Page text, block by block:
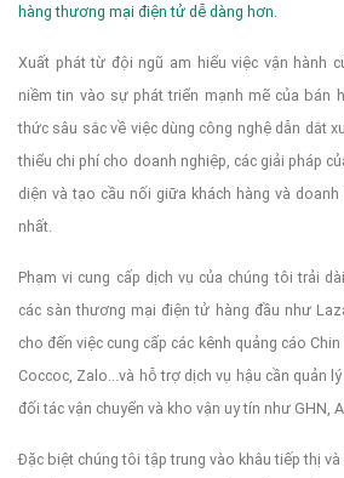
hàng thương mại điện tử dễ dàng hơn.
Xuất phát từ đội ngũ am hiểu việc vận hành
niềm tin vào sự phát triển mạnh mẽ của bán
thức sâu sắc về việc dùng công nghệ dẫn dắt
thiểu chi phí cho doanh nghiệp, các giải pháp
diện và tạo cầu nối giữa khách hàng và
nhất.
Phạm vi cung cấp dịch vụ của chúng tôi trải
các sàn thương mại điện tử hàng đầu như
cho đến việc cung cấp các kênh quảng cáo
Coccoc, Zalo...và hỗ trợ dịch vụ hậu cần quản
đối tác vận chuyển và kho vận uy tín như GHN,
Đặc biệt chúng tôi tập trung vào khâu tiếp thị